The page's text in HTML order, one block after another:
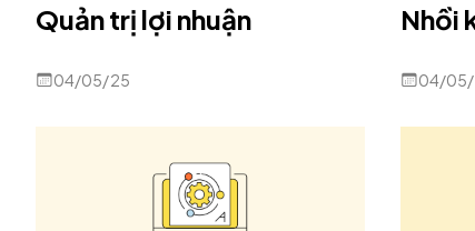
Quản trị lợi nhuận
04/05/25
Nhồi
04/